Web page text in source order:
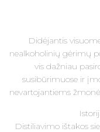
Didėjantis
nealkoholinių gėrimų
vis dažniau
susibūrimuose ir
nevartojantiems
Distiliavimo ištakos